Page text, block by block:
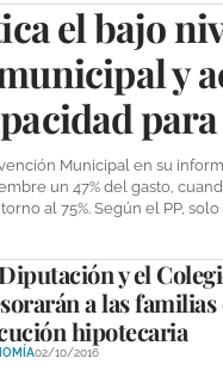
el bajo
y
Municipal en su
un 47% del gasto,
al 75%. Según el PP,
y el
a las
hipotecaria
02/10/2016